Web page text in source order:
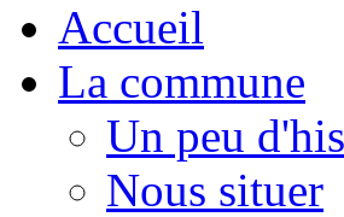
Accueil
La commune
Un peu
Nous situer